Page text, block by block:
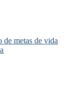
metas de vida